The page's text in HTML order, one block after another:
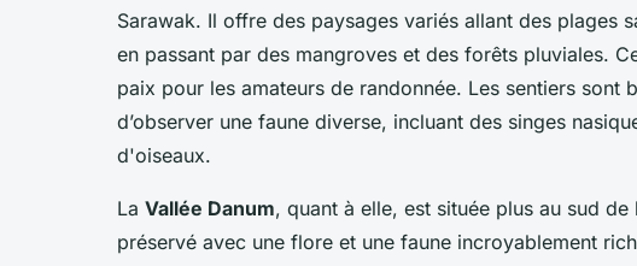
Sarawak. Il offre des paysages variés allant des plages
en passant par des mangroves et des forêts pluviales.
paix pour les amateurs de randonnée. Les sentiers sont
d’observer une faune diverse, incluant des singes
d'oiseaux.
La Vallée Danum, quant à elle, est située plus au sud
préservé avec une flore et une faune incroyablement